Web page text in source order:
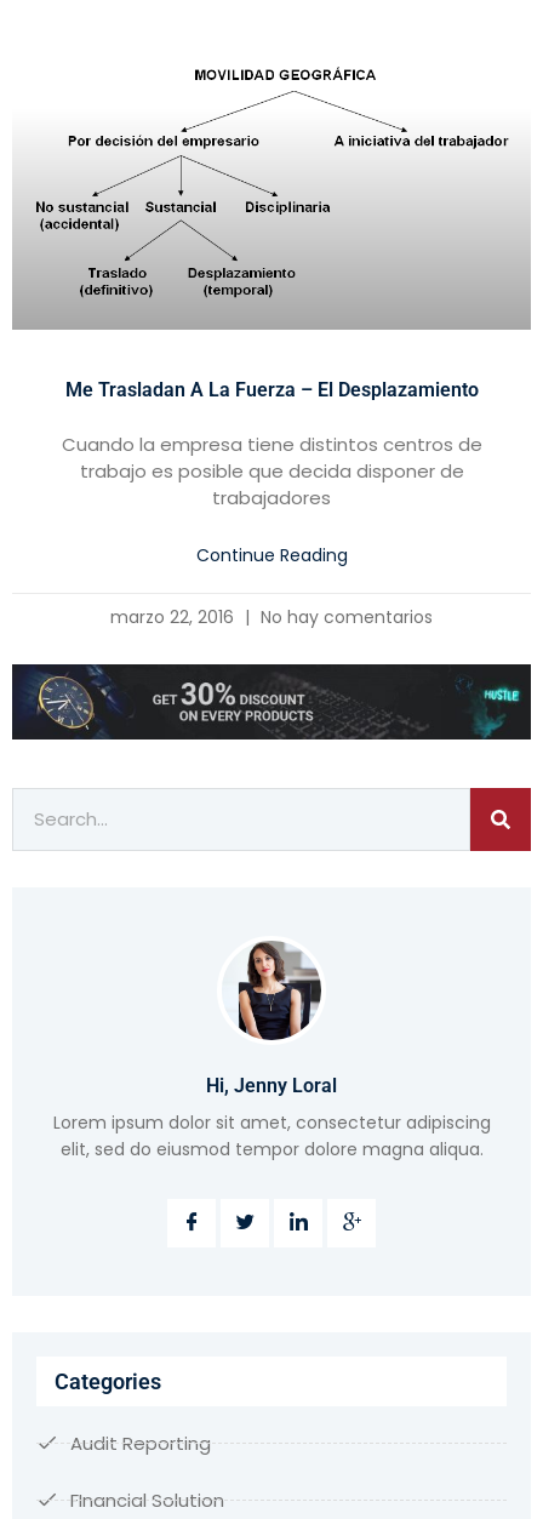
Me Trasladan A La Fuerza – El Desplazamiento
Cuando la empresa tiene distintos centros de
trabajo es posible que decida disponer de
trabajadores
Continue Reading
marzo 22, 2016 No hay comentarios
Hi, Jenny Loral
Lorem ipsum dolor sit amet, consectetur adipiscing
elit, sed do eiusmod tempor dolore magna aliqua.
Categories
Audit Reporting
FInancial Solution